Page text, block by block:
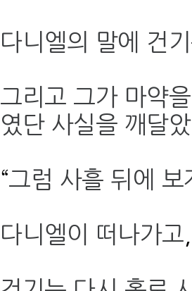
다니엘의 말에 건
그리고 그가 마약
였단 사실을 깨달
“그럼 사흘 뒤에 보
다니엘이 떠나가고